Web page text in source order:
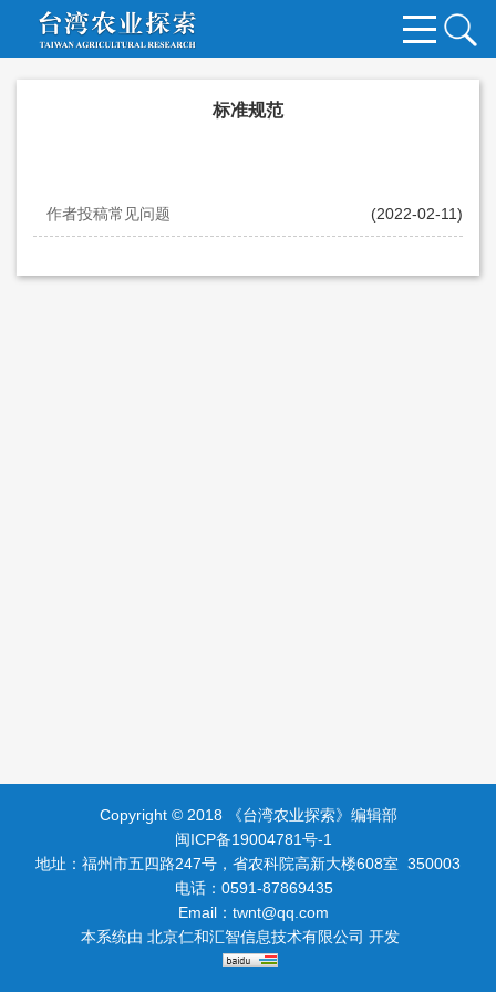
标准规范
作者投稿常见问题 (2022-02-11)
Copyright © 2018 《台湾农业探索》编辑部
闽ICP备19004781号-1
地址：福州市五四路247号，省农科院高新大楼608室 350003
电话：0591-87869435
Email： twnt@qq.com
本系统由 北京仁和汇智信息技术有限公司 开发